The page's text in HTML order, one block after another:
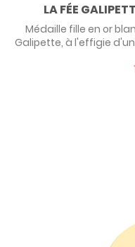
LA FÉE
Médaille fille en or
Galipette, à l'effigie
enfant